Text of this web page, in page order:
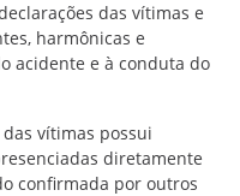
das vítimas e
harmônicas e
acidente e à conduta do
vítimas possui
diretamente
confirmada por outros